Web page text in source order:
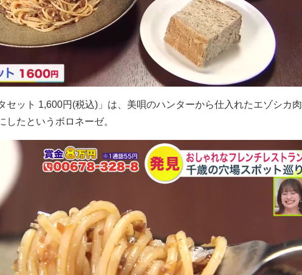
セット 1,600円(税込)」は、美唄のハンターから仕入れたエゾシカ肉
したというボロネーゼ。